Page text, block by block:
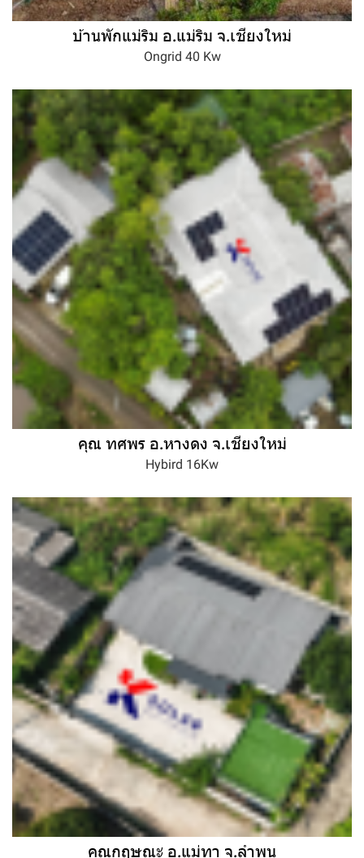
บ้านพักแม่ริม อ.แม่ริม จ.เชียงใหม่
Ongrid 40 Kw
คุณ ทศพร อ.หางดง จ.เชียงใหม่
Hybird 16Kw
คุณกฤษณะ อ.แม่ทา จ.ลำพูน